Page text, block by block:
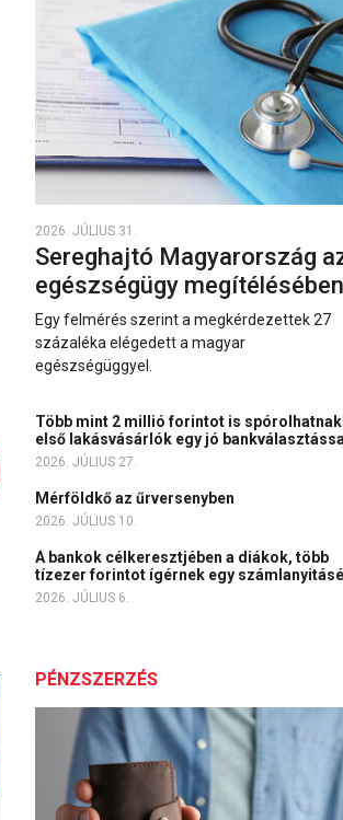
2026. JÚLIUS 31.
Sereghajtó Magyarország
egészségügy megítélésében
Egy felmérés szerint a megkérdezettek 27
százaléka elégedett a magyar
egészségüggyel.
Több mint 2 millió forintot is spórolhatnak
első lakásvásárlók egy jó bankválasztással
2026. JÚLIUS 27.
Mérföldkő az űrversenyben
2026. JÚLIUS 10.
A bankok célkeresztjében a diákok, több
tízezer forintot ígérnek egy
2026. JÚLIUS 6.
PÉNZSZERZÉS